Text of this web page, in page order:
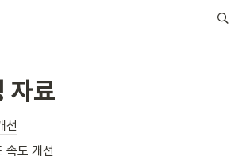
자료
선
속도 개선